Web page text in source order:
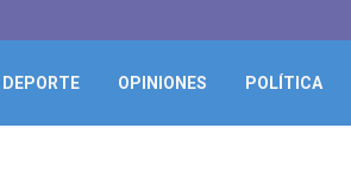
DEPORTE OPINIONES POLÍTICA